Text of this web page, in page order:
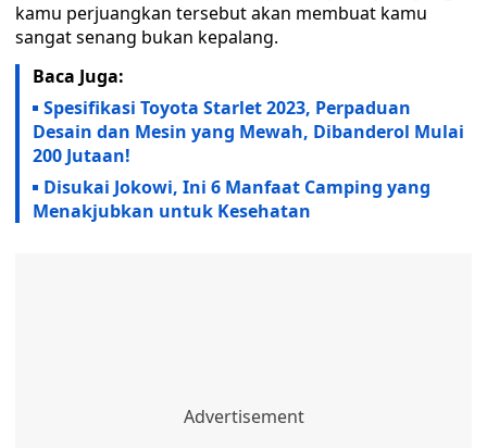
kamu perjuangkan tersebut akan membuat kamu
sangat senang bukan kepalang.
Baca Juga:
Spesifikasi Toyota Starlet 2023, Perpaduan
Desain dan Mesin yang Mewah, Dibanderol Mulai
200 Jutaan!
Disukai Jokowi, Ini 6 Manfaat Camping yang
Menakjubkan untuk Kesehatan